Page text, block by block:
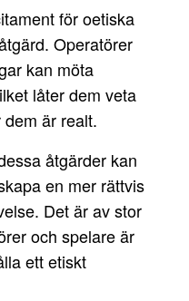
för oetiska
Operatörer
kan möta
låter dem veta
är realt.
åtgärder kan
en mer rättvis
Det är av stor
och spelare är
ett etiskt